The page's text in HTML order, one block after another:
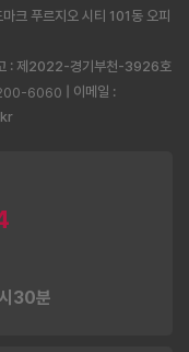
크 푸르지오 시티 101동 오피
: 제2022-경기부천-3926호
6060 | 이메일 :
30분